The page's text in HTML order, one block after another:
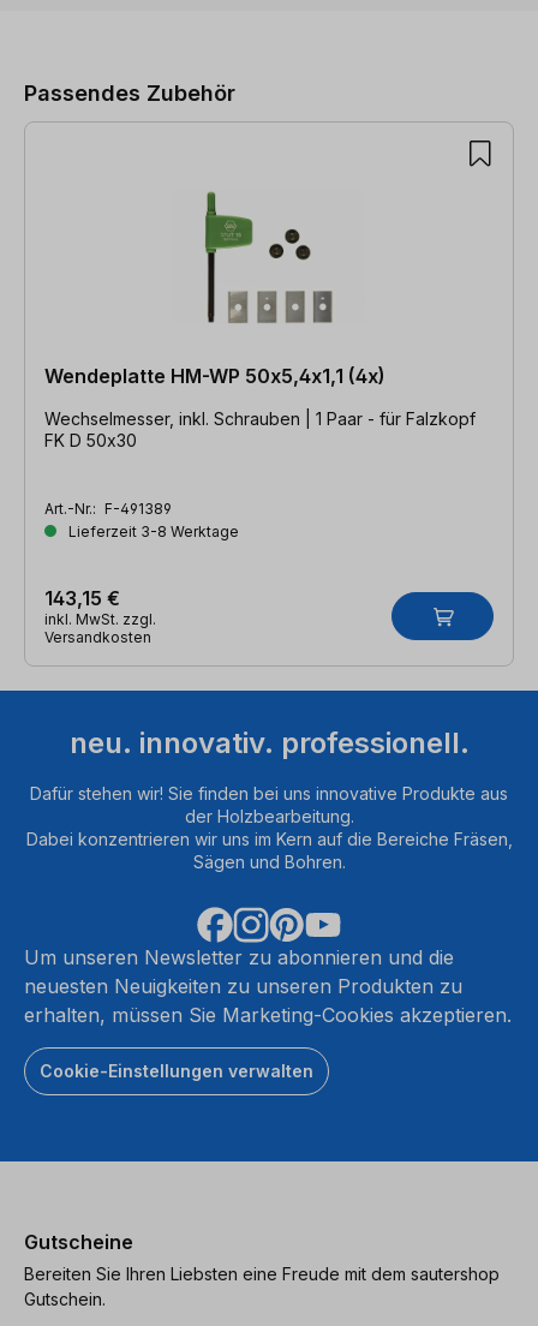
Passendes Zubehör
Wendeplatte HM-WP 50x5,4x1,1 (4x)
Wechselmesser, inkl. Schrauben | 1 Paar - für Falzkopf
FK D 50x30
Art.-Nr.: F-491389
Lieferzeit 3-8 Werktage
143,15 €
inkl. MwSt. zzgl.
Versandkosten
neu. innovativ. professionell.
Dafür stehen wir! Sie finden bei uns innovative Produkte aus
der Holzbearbeitung.
Dabei konzentrieren wir uns im Kern auf die Bereiche Fräsen,
Sägen und Bohren.
Um unseren Newsletter zu abonnieren und die
neuesten Neuigkeiten zu unseren Produkten zu
erhalten, müssen Sie Marketing-Cookies akzeptieren.
Cookie-Einstellungen verwalten
Gutscheine
Bereiten Sie Ihren Liebsten eine Freude mit dem sautershop
Gutschein.